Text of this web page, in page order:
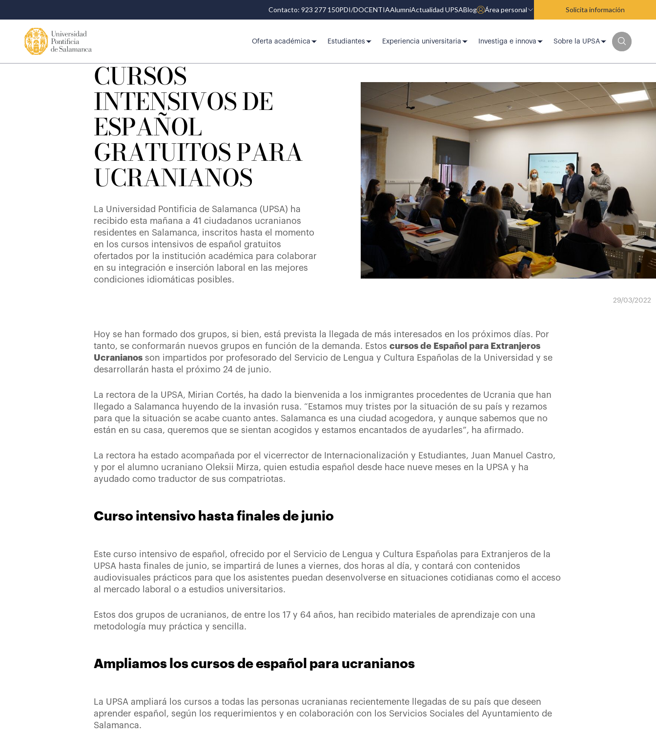
Contacto: 923 277 150PDI/DOCENTIAAlumniActualidad UPSABlog Área personal Solicita información
Oferta académica Estudiantes Experiencia universitaria Investiga e innova Sobre la UPSA
CURSOS
INTENSIVOS DE
ESPAÑOL
GRATUITOS PARA
UCRANIANOS
La Universidad Pontificia de Salamanca (UPSA) ha
recibido esta mañana a 41 ciudadanos ucranianos
residentes en Salamanca, inscritos hasta el momento
en los cursos intensivos de español gratuitos
ofertados por la institución académica para colaborar
en su integración e inserción laboral en las mejores
condiciones idiomáticas posibles.
29/03/2022
Hoy se han formado dos grupos, si bien, está prevista la llegada de más interesados en los próximos días. Por
tanto, se conformarán nuevos grupos en función de la demanda. Estos cursos de Español para Extranjeros
Ucranianos son impartidos por profesorado del Servicio de Lengua y Cultura Españolas de la Universidad y se
desarrollarán hasta el próximo 24 de junio.
La rectora de la UPSA, Mirian Cortés, ha dado la bienvenida a los inmigrantes procedentes de Ucrania que han
llegado a Salamanca huyendo de la invasión rusa. “Estamos muy tristes por la situación de su país y rezamos
para que la situación se acabe cuanto antes. Salamanca es una ciudad acogedora, y aunque sabemos que no
están en su casa, queremos que se sientan acogidos y estamos encantados de ayudarles”, ha afirmado.
La rectora ha estado acompañada por el vicerrector de Internacionalización y Estudiantes, Juan Manuel Castro,
y por el alumno ucraniano Oleksii Mirza, quien estudia español desde hace nueve meses en la UPSA y ha
ayudado como traductor de sus compatriotas.
Curso intensivo hasta finales de junio
Este curso intensivo de español, ofrecido por el Servicio de Lengua y Cultura Españolas para Extranjeros de la
UPSA hasta finales de junio, se impartirá de lunes a viernes, dos horas al día, y contará con contenidos
audiovisuales prácticos para que los asistentes puedan desenvolverse en situaciones cotidianas como el acceso
al mercado laboral o a estudios universitarios.
Estos dos grupos de ucranianos, de entre los 17 y 64 años, han recibido materiales de aprendizaje con una
metodología muy práctica y sencilla.
Ampliamos los cursos de español para ucranianos
La UPSA ampliará los cursos a todas las personas ucranianas recientemente llegadas de su país que deseen
aprender español, según los requerimientos y en colaboración con los Servicios Sociales del Ayuntamiento de
Salamanca.